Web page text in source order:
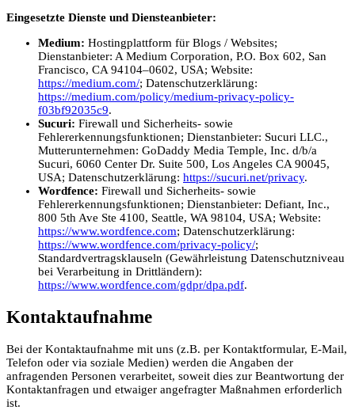
Eingesetzte Dienste und Diensteanbieter:
Medium: Hostingplattform für Blogs / Websites;
Dienstanbieter: A Medium Corporation, P.O. Box 602, San
Francisco, CA 94104–0602, USA; Website:
https://medium.com/; Datenschutzerklärung:
https://medium.com/policy/medium-privacy-policy-
f03bf92035c9.
Sucuri: Firewall und Sicherheits- sowie
Fehlererkennungsfunktionen; Dienstanbieter: Sucuri LLC.,
Mutterunternehmen: GoDaddy Media Temple, Inc. d/b/a
Sucuri, 6060 Center Dr. Suite 500, Los Angeles CA 90045,
USA; Datenschutzerklärung: https://sucuri.net/privacy.
Wordfence: Firewall und Sicherheits- sowie
Fehlererkennungsfunktionen; Dienstanbieter: Defiant, Inc.,
800 5th Ave Ste 4100, Seattle, WA 98104, USA; Website:
https://www.wordfence.com; Datenschutzerklärung:
https://www.wordfence.com/privacy-policy/;
Standardvertragsklauseln (Gewährleistung Datenschutzniveau
bei Verarbeitung in Drittländern):
https://www.wordfence.com/gdpr/dpa.pdf.
Kontaktaufnahme
Bei der Kontaktaufnahme mit uns (z.B. per Kontaktformular, E-Mail,
Telefon oder via soziale Medien) werden die Angaben der
anfragenden Personen verarbeitet, soweit dies zur Beantwortung der
Kontaktanfragen und etwaiger angefragter Maßnahmen erforderlich
ist.